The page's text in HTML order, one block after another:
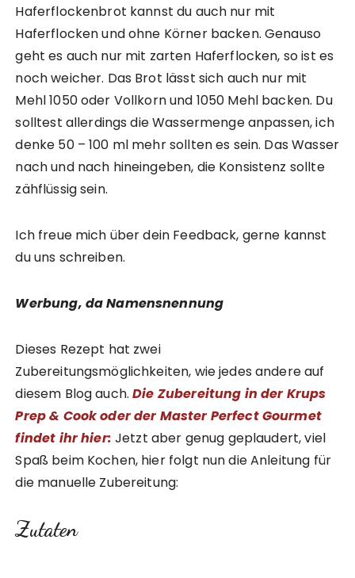
Haferflockenbrot kannst du auch nur mit
Haferflocken und ohne Körner backen. Genauso
geht es auch nur mit zarten Haferflocken, so ist es
noch weicher. Das Brot lässt sich auch nur mit
Mehl 1050 oder Vollkorn und 1050 Mehl backen. Du
solltest allerdings die Wassermenge anpassen, ich
denke 50 – 100 ml mehr sollten es sein. Das Wasser
nach und nach hineingeben, die Konsistenz sollte
zähflüssig sein.
Ich freue mich über dein Feedback, gerne kannst
du uns schreiben.
Werbung, da Namensnennung
Dieses Rezept hat zwei
Zubereitungsmöglichkeiten, wie jedes andere auf
diesem Blog auch.Die Zubereitung in der Krups
Prep & Cook oder der Master Perfect Gourmet
findet ihr hier: Jetzt aber genug geplaudert, viel
Spaß beim Kochen, hier folgt nun die Anleitung für
die manuelle Zubereitung:
Zutaten